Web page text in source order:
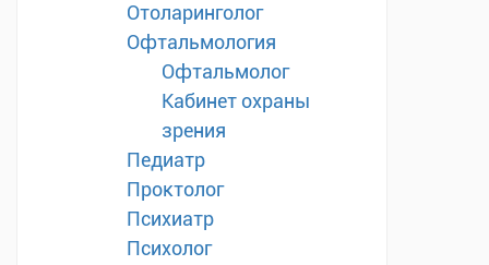
Отоларинголог
Офтальмология
Офтальмолог
Кабинет охраны
зрения
Педиатр
Проктолог
Психиатр
Психолог